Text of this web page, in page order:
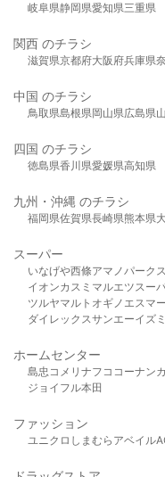
岐阜県静岡県愛知県三重県
関西 のチラシ
滋賀県京都府大阪府兵庫県
中国 のチラシ
鳥取県島根県岡山県広島県
四国 のチラシ
徳島県香川県愛媛県高知県
九州・沖縄 のチラシ
福岡県佐賀県長崎県熊本県
スーパー
いなげや西條アマノパークス
イオンカスミ マルエツスー
ツルヤマルト オギノ エスマ
ダイレックスサンエーイズ
ホームセンター
島忠 コメリ ナフコ コーナン
ジョイフル本田
ファッション
ユニクロ しまむら アベイル